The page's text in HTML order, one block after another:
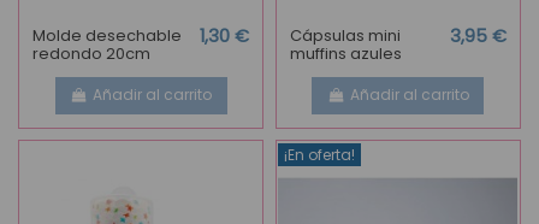
Molde desechable
redondo 20cm
1,30 €
Añadir al carrito
Cápsulas mini
muffins azules
3,95 €
Añadir al carrito
¡En oferta!